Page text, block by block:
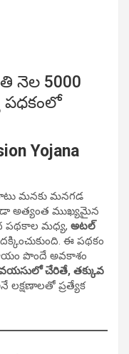
నెల 5000
పధకంలో
Yojana
పాటు మనకు మనగడ
అత్యంత ముఖ్యమైన
పథకాల మధ్య, అటల్
ఈ పథకం
పొందే అవకాశం
వయసులో చేరితే, తక్కువ
లక్షణాలతో ప్రత్యేక